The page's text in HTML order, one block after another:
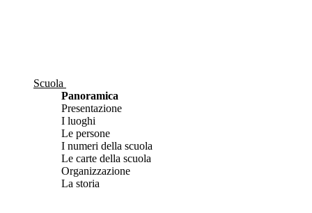
Scuola
Panoramica
Presentazione
I luoghi
Le persone
I numeri della scuola
Le carte della scuola
Organizzazione
La storia